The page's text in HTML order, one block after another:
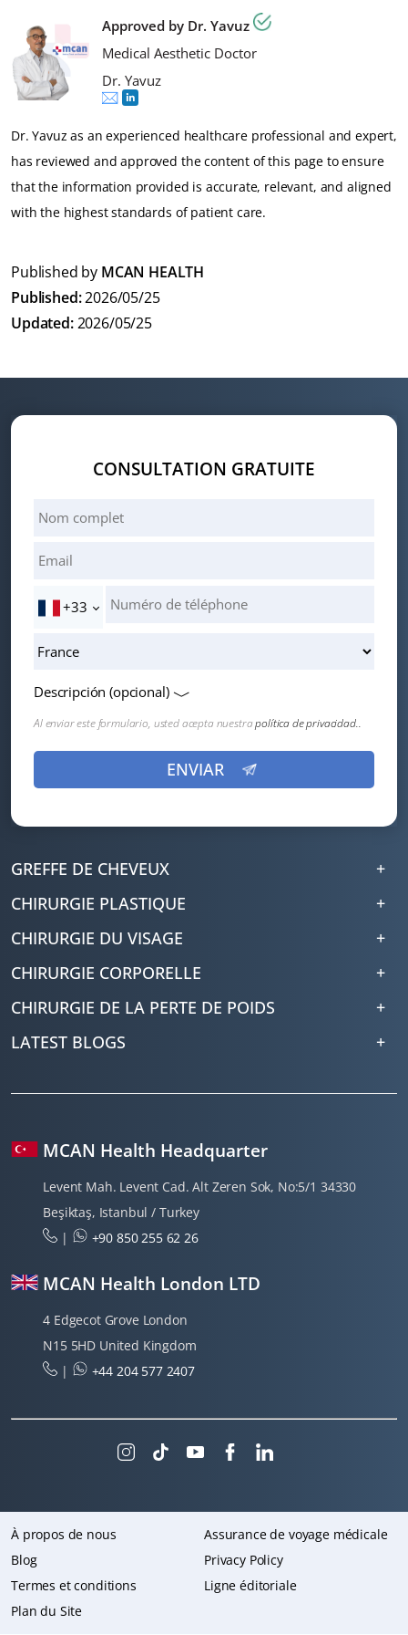
Approved by Dr. Yavuz
Medical Aesthetic Doctor
Dr. Yavuz
Dr. Yavuz as an experienced healthcare professional and expert,
has reviewed and approved the content of this page to ensure
that the information provided is accurate, relevant, and aligned
with the highest standards of patient care.
Published by MCAN HEALTH
Published:2026/05/25
Updated:2026/05/25
CONSULTATION GRATUITE
+33
Descripción (opcional)
Al enviar este formulario, usted acepta nuestrapolítica de privacidad..
GREFFE DE CHEVEUX
CHIRURGIE PLASTIQUE
CHIRURGIE DU VISAGE
CHIRURGIE CORPORELLE
CHIRURGIE DE LA PERTE DE POIDS
LATEST BLOGS
MCAN Health Headquarter
Levent Mah. Levent Cad. Alt Zeren Sok, No:5/1 34330
Beşiktaş, Istanbul / Turkey
|
+90 850 255 62 26
MCAN Health London LTD
4 Edgecot Grove London
N15 5HD United Kingdom
|
+44 204 577 2407
À propos de nous
Assurance de voyage médicale
Blog
Privacy Policy
Termes et conditions
Ligne éditoriale
Plan du Site